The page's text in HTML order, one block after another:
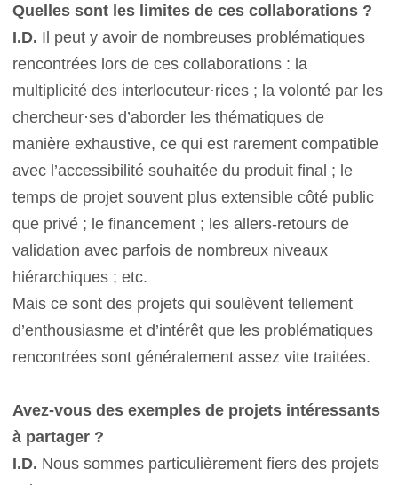
Quelles sont les limites de ces collaborations ?
I.D. Il peut y avoir de nombreuses problématiques
rencontrées lors de ces collaborations : la
multiplicité des interlocuteur·rices ; la volonté par les
chercheur·ses d’aborder les thématiques de
manière exhaustive, ce qui est rarement compatible
avec l’accessibilité souhaitée du produit final ; le
temps de projet souvent plus extensible côté public
que privé ; le financement ; les allers-retours de
validation avec parfois de nombreux niveaux
hiérarchiques ; etc.
Mais ce sont des projets qui soulèvent tellement
d’enthousiasme et d’intérêt que les problématiques
rencontrées sont généralement assez vite traitées.
Avez-vous des exemples de projets intéressants
à partager ?
I.D. Nous sommes particulièrement fiers des projets